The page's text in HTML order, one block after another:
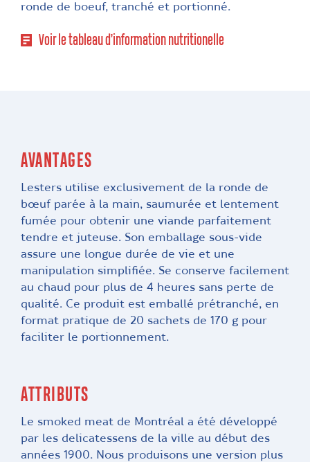
ronde de boeuf, tranché et portionné.
Voir le tableau d’information nutritionelle
AVANTAGES
Lesters utilise exclusivement de la ronde de
bœuf parée à la main, saumurée et lentement
fumée pour obtenir une viande parfaitement
tendre et juteuse. Son emballage sous-vide
assure une longue durée de vie et une
manipulation simplifiée. Se conserve facilement
au chaud pour plus de 4 heures sans perte de
qualité. Ce produit est emballé prétranché, en
format pratique de 20 sachets de 170 g pour
faciliter le portionnement.
ATTRIBUTS
Le smoked meat de Montréal a été développé
par les delicatessens de la ville au début des
années 1900. Nous produisons une version plus